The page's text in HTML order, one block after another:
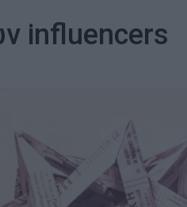
influencers